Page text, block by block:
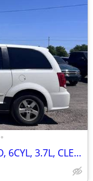
•
2013 DODGE GRAND CARAVAN, AUTO, 6CYL, 3.7L, CLEAN, RUNS GOOD